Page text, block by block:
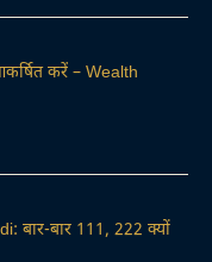
करें – Wealth
बार-बार 111, 222 क्यों